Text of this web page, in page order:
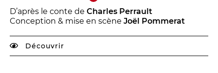
ADMINISTRATION 04 93 13 90 90
#tnn06
D’après le conte de Charles Perrault
Conception & mise en scène Joël Pommerat
Découvrir